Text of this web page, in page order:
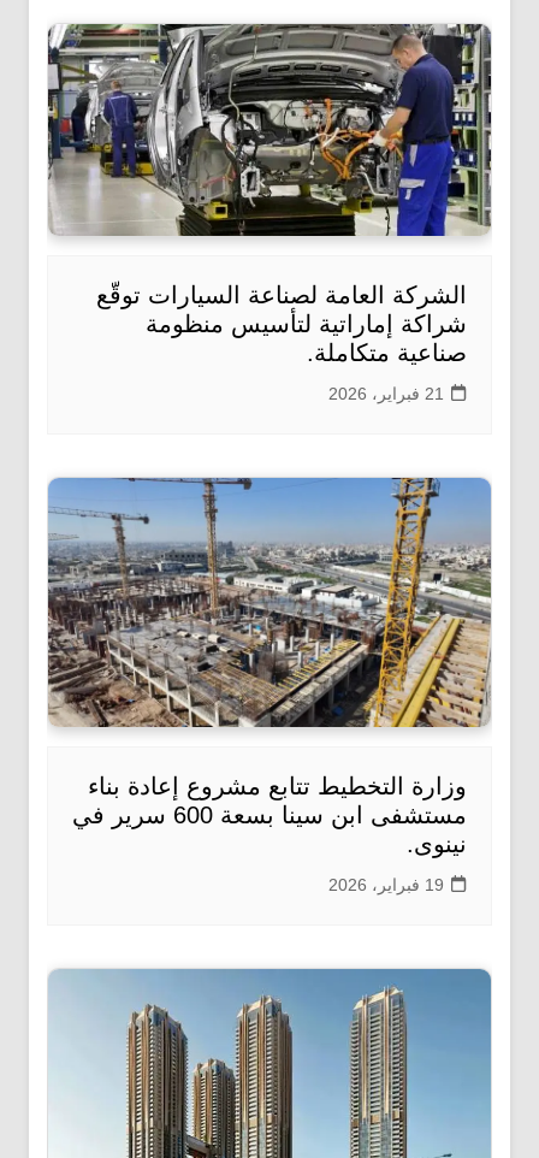
الشركة العامة لصناعة السيارات توقّع
شراكة إماراتية لتأسيس منظومة
صناعية متكاملة.
21 فبراير، 2026
وزارة التخطيط تتابع مشروع إعادة بناء
مستشفى ابن سينا بسعة 600 سرير في
نينوى.
19 فبراير، 2026